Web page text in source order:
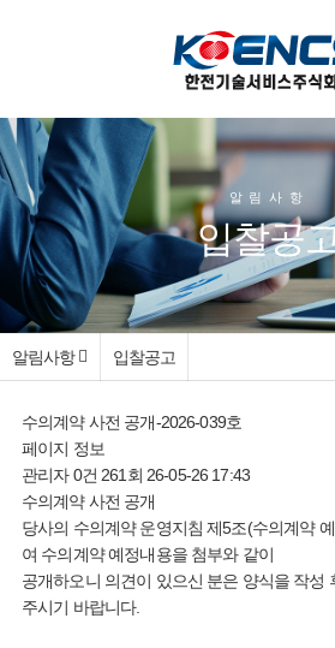
알림사항
입찰공
알림사항 입찰공고
수의계약 사전 공개-2026-039호
페이지 정보
관리자 0건 261회 26-05-26 17:43
수의계약 사전 공개
당사의 수의계약 운영지침 제5조(수의계약
여 수의계약 예정내용을 첨부와 같이
공개하오니 의견이 있으신 분은 양식을 작성
주시기 바랍니다.